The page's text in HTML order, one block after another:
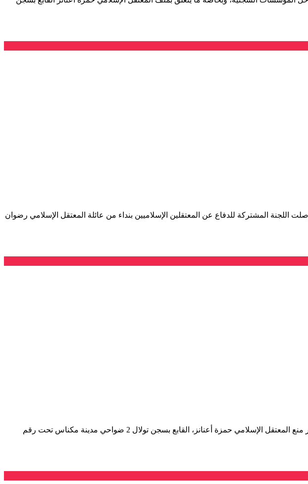
المشتركة للدفاع عن المعتقلين الإسلاميين بنداء من عائلة المعتقل الإسلامي رضوان
بسم الله الرحمن الرحيم تتابع اللجنة المشتركة للدفاع عن المعتقلين الإسلاميين بقلق بالغ واستنكار شديد استمرار منع المعتقل الإسلامي حمزة أعنانز، القابع بسجن تولال 2 ضواحي مدينة مكناس تحت رقم